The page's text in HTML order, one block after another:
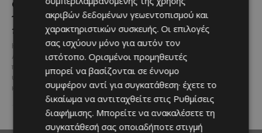
Ο Αύγουστος στην Πάφο
γεμίζει μουσική, σινεμά
και πολιτισμό
Η Πάφος υποδέχεται τον
Αύγουστο με ένα πλούσιο
πρόγραμμα εκδηλώσεων που
υπόσχεται να χαρίσει μοναδικές
καλοκαιρινές εμπειρίες σε...
Τα παιδιά βλέπουν
ταινίες κάτω από τ’
αστέρια στο Βοτανικό
Πάρκο Φασούλας
Αν ψάχνεις μια ξεχωριστή
καλοκαιρινή έξοδο για όλη την
οικογένεια, τότε το Βοτανικό
Πάρκο Φασούλας στη Λεμεσό
συνεχίζει...
ακριβών δεδομένων γεωεντοπισμού και
χαρακτηριστικών συσκευής. Οι επιλογές
σας ισχύουν μόνο για αυτόν τον
ιστότοπο. Ορισμένοι προμηθευτές
μπορεί να βασίζονται σε έννομο
συμφέρον αντί για συγκατάθεση· έχετε το
δικαίωμα να αντιταχθείτε στις Ρυθμίσεις
διαφήμισης. Μπορείτε να ανακαλέσετε τη
συγκατάθεσή σας οποιαδήποτε στιγμή